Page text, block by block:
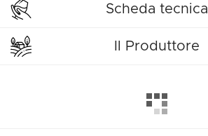
Scheda tecnica
Il Produttore